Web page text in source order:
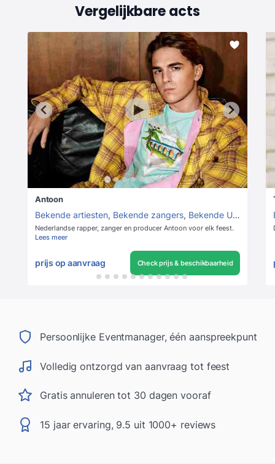
Vergelijkbare acts
Antoon
Bekende artiesten, Bekende zangers, Bekende Urban artiesten
Nederlandse rapper, zanger en producer Antoon voor elk feest.
Lees meer
prijs op aanvraag Check prijs & beschikbaarheid
Persoonlijke Eventmanager, één aanspreekpunt
Volledig ontzorgd van aanvraag tot feest
Gratis annuleren tot 30 dagen vooraf
15 jaar ervaring, 9.5 uit 1000+ reviews